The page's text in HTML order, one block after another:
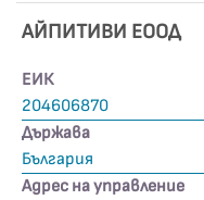
АЙПИТИВИ ЕООД
ЕИК
204606870
Държава
България
Адрес на управление